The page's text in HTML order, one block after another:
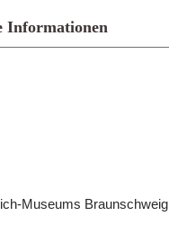
Informationen
Museums Braunschweig